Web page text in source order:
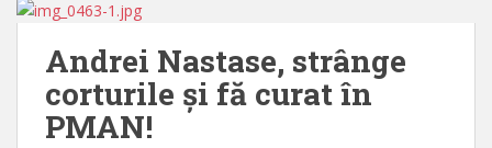
Andrei Nastase, strânge
corturile și fă curat în
PMAN!